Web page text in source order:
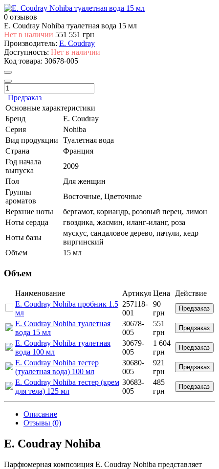
0 отзывов
E. Coudray Nohiba туалетная вода 15 мл
Нет в наличии 551 551 грн
Производитель: E. Coudray
Доступность: Нет в наличии
Код товара: 30678-005
Предзаказ
Основные характеристики
Бренд
E. Coudray
Серия
Nohiba
Вид продукции
Туалетная вода
Страна
Франция
Год начала
выпуска
2009
Пол
Для женщин
Группы
ароматов
Восточные, Цветочные
Верхние ноты
бергамот, кориандр, розовый перец, лимон
Ноты сердца
гвоздика, жасмин, иланг-иланг, роза
Ноты базы
мускус, сандаловое дерево, пачули, кедр
виргинский
Объем
15 мл
Объем
Наименование Артикул Цена
Действие
E. Coudray Nohiba пробник 1.5
мл
257118-
001
90
грн
Предзаказ
E. Coudray Nohiba туалетная
вода 15 мл
30678-
005
551
грн
Предзаказ
E. Coudray Nohiba туалетная
вода 100 мл
30679-
005
1 604
грн
Предзаказ
E. Coudray Nohiba тестер
(туалетная вода) 100 мл
30680-
005
921
грн
Предзаказ
E. Coudray Nohiba тестер (крем
для тела) 125 мл
30683-
005
485
грн
Предзаказ
Описание
Отзывы (0)
E. Coudray Nohiba
Парфюмерная композиция E. Coudray Nohiba представляет